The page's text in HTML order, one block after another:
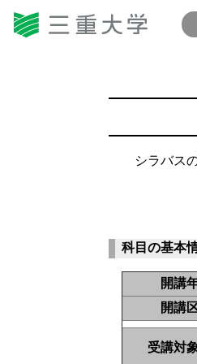
シラバスの
科目の基本
開講
開講
受講対